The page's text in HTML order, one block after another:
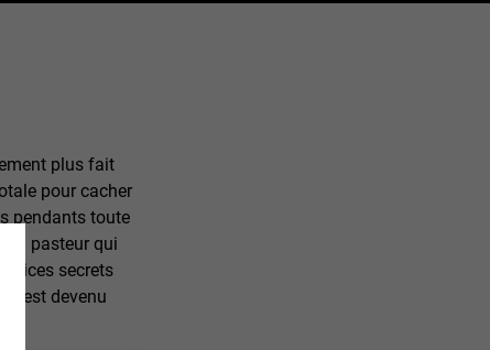
plus fait
pour cacher
pendants toute
en pasteur qui
secrets
il est devenu